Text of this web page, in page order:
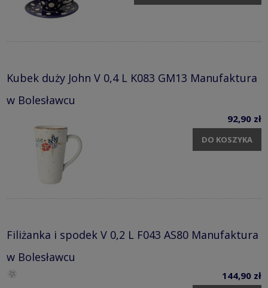
Kubek duży John V 0,4 L K083 GM13 Manufaktura
w Bolesławcu
92,90 zł
DO KOSZYKA
Filiżanka i spodek V 0,2 L F043 AS80 Manufaktura
w Bolesławcu
144,90 zł